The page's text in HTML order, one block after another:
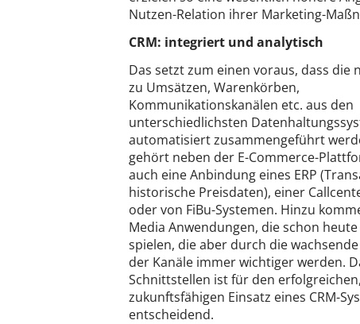
Nutzen-Relation ihrer Marketing-
CRM: integriert und analytisch
Das setzt zum einen voraus, dass die
zu Umsätzen, Warenkörben,
Kommunikationskanälen etc. aus den
unterschiedlichsten
automatisiert zusammengeführt
gehört neben der E-Commerce-
auch eine Anbindung eines ERP
historische Preisdaten), einer
oder von FiBu-Systemen. Hinzu
Media Anwendungen, die schon
spielen, die aber durch die
der Kanäle immer wichtiger werden.
Schnittstellen ist für den erfolgreichen,
zukunftsfähigen Einsatz eines CRM-
entscheidend.